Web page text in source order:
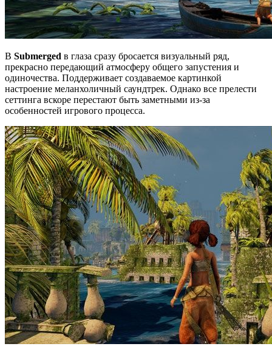
В Submerged в глаза сразу бросается визуальный ряд,
прекрасно передающий атмосферу общего запустения и
одиночества. Поддерживает создаваемое картинкой
настроение меланхоличный саундтрек. Однако все прелести
сеттинга вскоре перестают быть заметными из-за
особенностей игрового процесса.